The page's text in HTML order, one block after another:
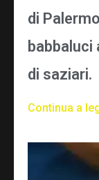
di
babbaluci
di saziari.
Continua a